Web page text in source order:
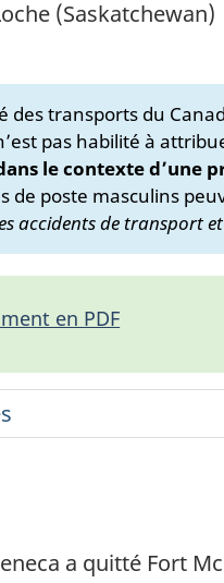
(Saskatchewan)
des transports du
pas habilité à
le contexte d’une
de poste masculins
accidents de transport
en PDF
a quitté Fort